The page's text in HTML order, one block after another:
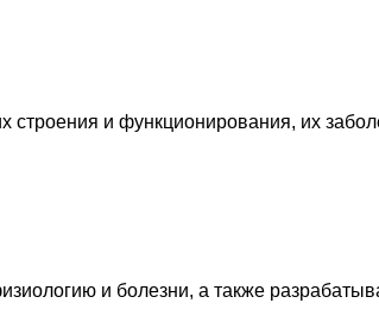
и функционирования, их
и болезни, а также